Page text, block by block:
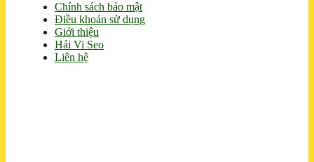
Chính sách bảo mật
Điều khoản sử dụng
Giới thiệu
Hải Vi Seo
Liên hệ